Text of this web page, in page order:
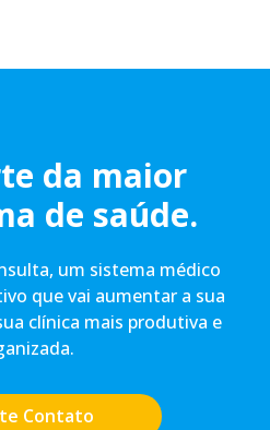
da maior
de saúde.
um sistema médico
que vai aumentar a sua
clínica mais produtiva e
Contato